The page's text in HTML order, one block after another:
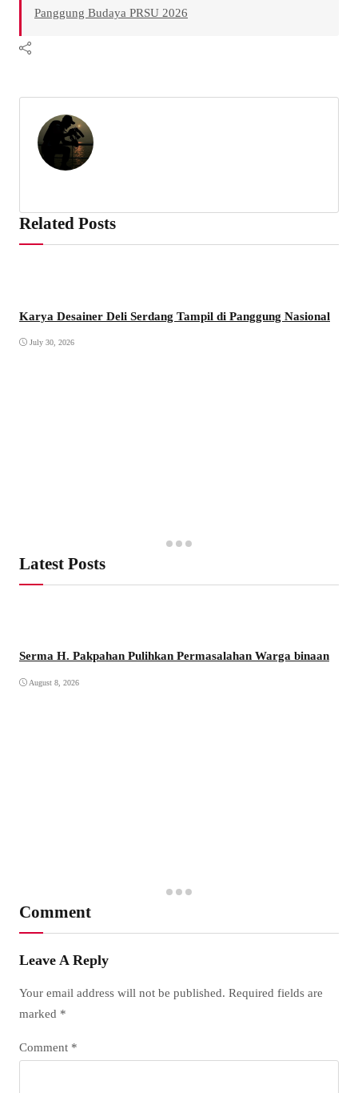
Panggung Budaya PRSU 2026
Related Posts
Karya Desainer Deli Serdang Tampil di Panggung Nasional
July 30, 2026
Latest Posts
Serma H. Pakpahan Pulihkan Permasalahan Warga binaan
August 8, 2026
Comment
Leave A Reply
Your email address will not be published. Required fields are
marked *
Comment *